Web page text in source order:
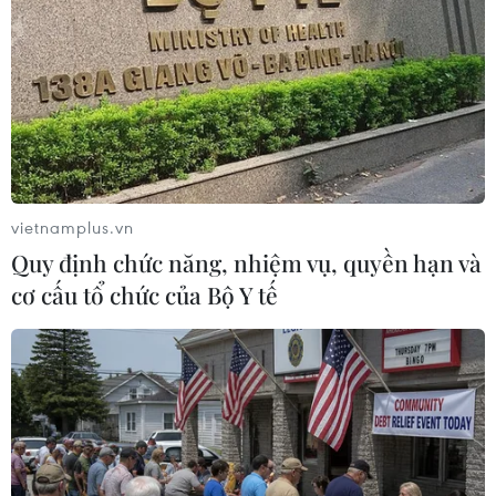
khỏi lãnh thổ Syria bởi đây là cách duy nhất để giải
quyết những bất đồng còn tồn đọng giữa các lực lượng
người Kurd và chính quyền trung ương.
Nguyên nhân khiến Mỹ và Nga 'đụng độ' ở
vietnamplus.vn
Quy định chức năng, nhiệm vụ, quyền hạn và
cơ cấu tổ chức của Bộ Y tế